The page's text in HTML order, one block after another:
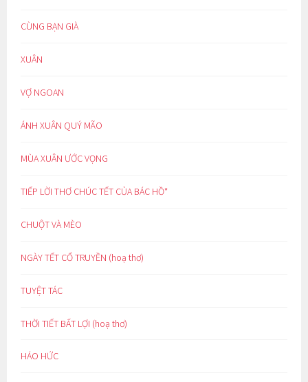
CÙNG BẠN GIÀ
XUÂN
VỢ NGOAN
ÁNH XUÂN QUÝ MÃO
MÙA XUÂN ƯỚC VỌNG
TIẾP LỜI THƠ CHÚC TẾT CỦA BÁC HỒ*
CHUỘT VÀ MÈO
NGÀY TẾT CỔ TRUYỀN (hoạ thơ)
TUYỆT TÁC
THỜI TIẾT BẤT LỢI (hoạ thơ)
HÁO HỨC